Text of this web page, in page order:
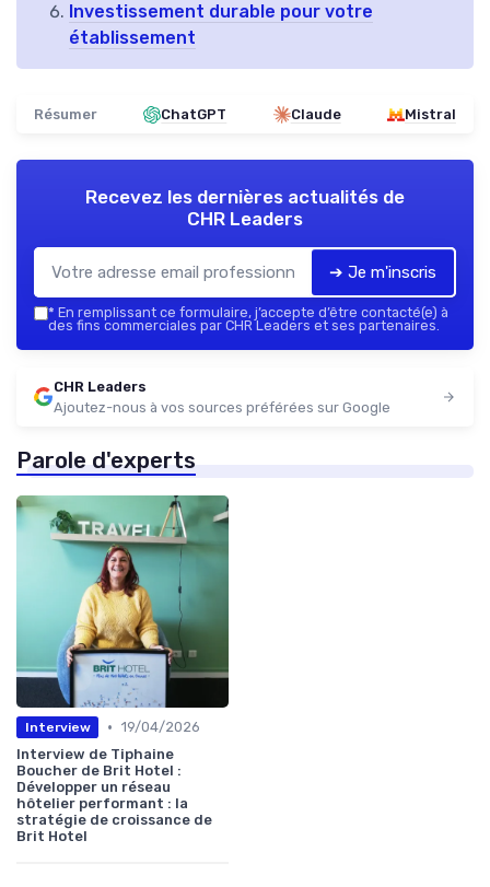
Investissement durable pour votre
établissement
Résumer ChatGPT Claude Mistral
Recevez les dernières actualités de
CHR Leaders
➔ Je m'inscris
* En remplissant ce formulaire, j’accepte d’être contacté(e) à
des fins commerciales par CHR Leaders et ses partenaires.
CHR Leaders
Ajoutez-nous à vos sources préférées sur Google
Parole d'experts
Interview • 19/04/2026
Interview de Tiphaine
Boucher de Brit Hotel :
Développer un réseau
hôtelier performant : la
stratégie de croissance de
Brit Hotel